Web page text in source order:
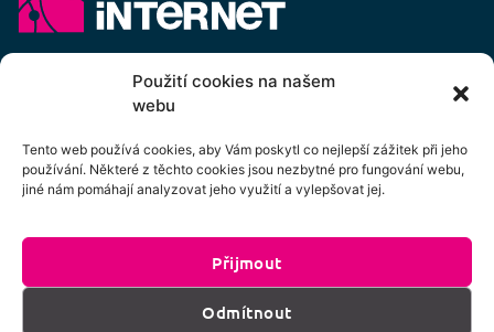
Použití cookies na našem
webu
Tento web používá cookies, aby Vám poskytl co nejlepší zážitek při jeho
používání. Některé z těchto cookies jsou nezbytné pro fungování webu,
jiné nám pomáhají analyzovat jeho využití a vylepšovat jej.
Přijmout
Odmítnout
info@kvalitni-internet.cz
pobočného spolku Kvalitní internet ICTP, z.s.
Cenový výměr pobočného spolku Kvalitní internet ICTP, z.s.
Přihlášení k odběru newsletteru
Kliknutím na tlačítko souhlasíte se zpracováním
os. údajů dle podmínek uvedených